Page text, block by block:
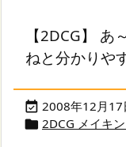
【2DCG】
ねと分かりや
 2008年12月17
 2DCG メイキ